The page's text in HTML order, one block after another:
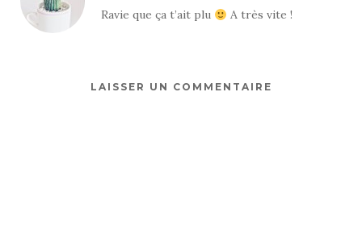
Ravie que ça t’ait plu A très vite !
LAISSER UN COMMENTAIRE